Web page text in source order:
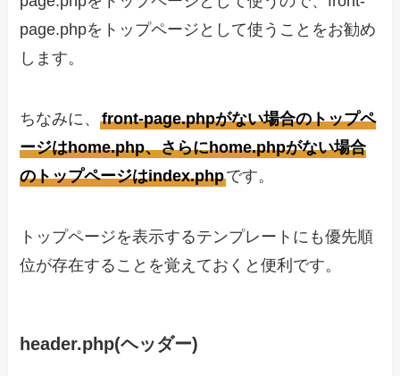
page.phpをトップページとして使うことをお勧め
します。
ちなみに、front-page.phpがない場合のトップペ
ージはhome.php、さらにhome.phpがない場合
のトップページはindex.phpです。
トップページを表示するテンプレートにも優先順
位が存在することを覚えておくと便利です。
header.php(ヘッダー)